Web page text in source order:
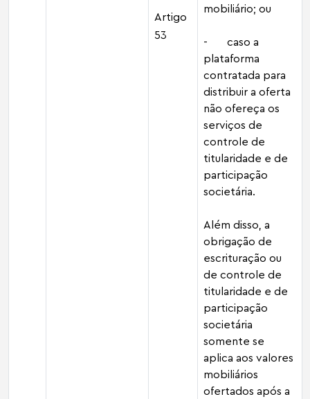
Artigo
53
mobiliário; ou
- caso a
plataforma
contratada para
distribuir a oferta
não ofereça os
serviços de
controle de
titularidade e de
participação
societária.
Além disso, a
obrigação de
escrituração ou
de controle de
titularidade e de
participação
societária
somente se
aplica aos valores
mobiliários
ofertados após a